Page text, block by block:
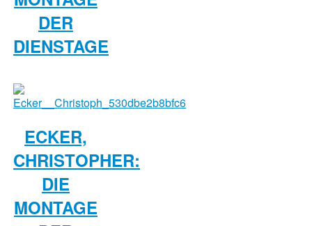
DER
DIENSTAGE
ECKER,
CHRISTOPHER:
DIE
MONTAGE